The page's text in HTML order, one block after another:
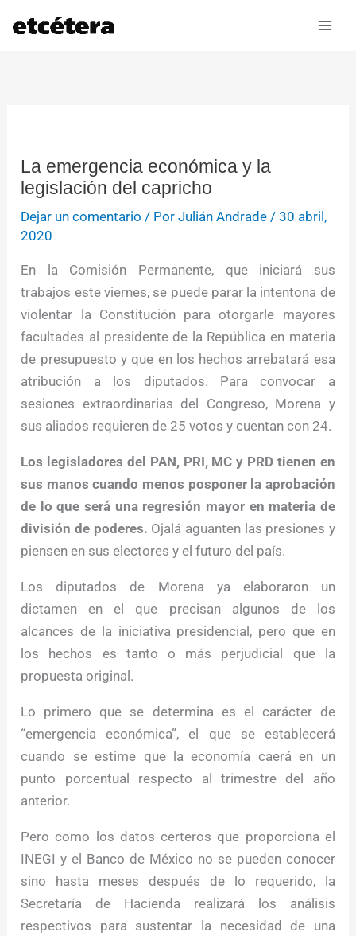
La emergencia económica y la
legislación del capricho
Dejar un comentario / PorJulián Andrade /30 abril,
2020
En la Comisión Permanente, que iniciará sus
trabajos este viernes, se puede parar la intentona de
violentar la Constitución para otorgarle mayores
facultades al presidente de la República en materia
de presupuesto y que en los hechos arrebatará esa
atribución a los diputados. Para convocar a
sesiones extraordinarias del Congreso, Morena y
sus aliados requieren de 25 votos y cuentan con 24.
Los legisladores del PAN, PRI, MC y PRD tienen en
sus manos cuando menos posponer la aprobación
de lo que será una regresión mayor en materia de
división de poderes. Ojalá aguanten las presiones y
piensen en sus electores y el futuro del país.
Los diputados de Morena ya elaboraron un
dictamen en el que precisan algunos de los
alcances de la iniciativa presidencial, pero que en
los hechos es tanto o más perjudicial que la
propuesta original.
Lo primero que se determina es el carácter de
“emergencia económica”, el que se establecerá
cuando se estime que la economía caerá en un
punto porcentual respecto al trimestre del año
anterior.
Pero como los datos certeros que proporciona el
INEGI y el Banco de México no se pueden conocer
sino hasta meses después de lo requerido, la
Secretaría de Hacienda realizará los análisis
respectivos para sustentar la necesidad de una